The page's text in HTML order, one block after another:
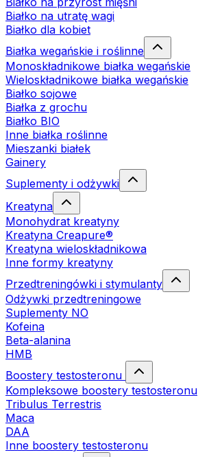
Białko na utratę wagi
Białko dla kobiet
Białka wegańskie i roślinne
Monoskładnikowe białka wegańskie
Wieloskładnikowe białka wegańskie
Białko sojowe
Białka z grochu
Białko BIO
Inne białka roślinne
Mieszanki białek
Gainery
Suplementy i odżywki
Kreatyna
Monohydrat kreatyny
Kreatyna Creapure®
Kreatyna wieloskładnikowa
Inne formy kreatyny
Przedtreningówki i stymulanty
Odżywki przedtreningowe
Suplementy NO
Kofeina
Beta-alanina
HMB
Boostery testosteronu
Kompleksowe boostery testosteronu
Tribulus Terrestris
Maca
DAA
Inne boostery testosteronu